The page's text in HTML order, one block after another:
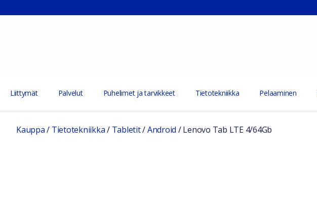
Liittymät Palvelut Puhelimet ja tarvikkeet Tietotekniikka Pelaaminen
Kauppa/ Tietotekniikka/ Tabletit/Android /Lenovo Tab LTE 4/64Gb